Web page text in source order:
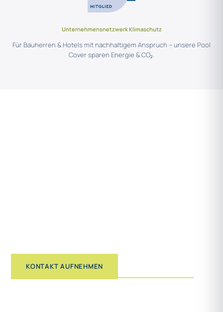
Unternehmensnetzwerk Klimaschutz
Für Bauherren & Hotels mit nachhaltigem Anspruch – unsere Pool
Cover sparen Energie & CO₂.
KONTAKT AUFNEHMEN